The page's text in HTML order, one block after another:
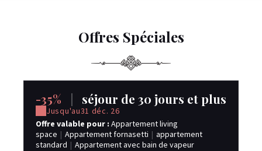
Offres Spéciales
-35% séjour de 30 jours et plus
Jusqu'au31 déc. 26
Offre valable pour : Appartement living
space | Appartement fornasetti | appartement
standard | Appartement avec bain de vapeur